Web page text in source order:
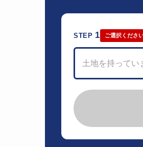
STEP 1 ご選択くださ
土地を持ってい